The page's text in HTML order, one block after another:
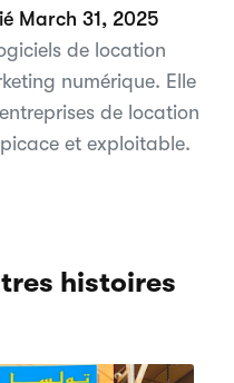
March 31, 2025
de location
numérique. Elle
de location
et exploitable.
histoires